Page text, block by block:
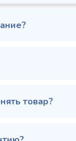
Серия
102
товар?